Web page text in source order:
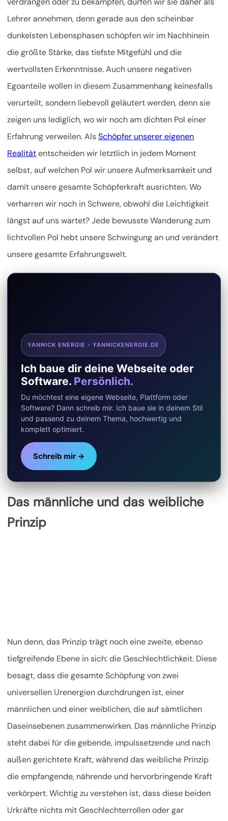
Lehrer annehmen, denn gerade aus den scheinbar
dunkelsten Lebensphasen schöpfen wir im Nachhinein
die größte Stärke, das tiefste Mitgefühl und die
wertvollsten Erkenntnisse. Auch unsere negativen
Egoanteile wollen in diesem Zusammenhang keinesfalls
verurteilt, sondern liebevoll geläutert werden, denn sie
zeigen uns lediglich, wo wir noch am dichten Pol einer
Erfahrung verweilen. AlsSchöpfer unserer eigenen
Realitätentscheiden wir letztlich in jedem Moment
selbst, auf welchen Pol wir unsere Aufmerksamkeit und
damit unsere gesamte Schöpferkraft ausrichten. Wo
verharren wir noch in Schwere, obwohl die Leichtigkeit
längst auf uns wartet? Jede bewusste Wanderung zum
lichtvollen Pol hebt unsere Schwingung an und verändert
unsere gesamte Erfahrungswelt.
YANNICK ENERGIE - YANNICKENERGIE.DE
Ich baue dir deine Webseite oder
Software. Persönlich.
Du möchtest eine eigene Webseite, Plattform oder
Software? Dann schreib mir. Ich baue sie in deinem Stil
und passend zu deinem Thema, hochwertig und
komplett optimiert.
Schreib mir →
Das männliche und das weibliche
Prinzip
Nun denn, das Prinzip trägt noch eine zweite, ebenso
tiefgreifende Ebene in sich: die Geschlechtlichkeit. Diese
besagt, dass die gesamte Schöpfung von zwei
universellen Urenergien durchdrungen ist, einer
männlichen und einer weiblichen, die auf sämtlichen
Daseinsebenen zusammenwirken. Das männliche Prinzip
steht dabei für die gebende, impulssetzende und nach
außen gerichtete Kraft, während das weibliche Prinzip
die empfangende, nährende und hervorbringende Kraft
verkörpert. Wichtig zu verstehen ist, dass diese beiden
Urkräfte nichts mit Geschlechterrollen oder gar